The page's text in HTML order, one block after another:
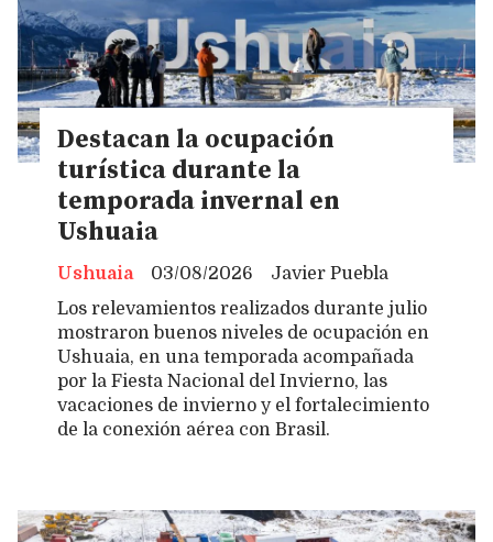
Destacan la ocupación
turística durante la
temporada invernal en
Ushuaia
Javier Puebla
Ushuaia
03/08/2026
Los relevamientos realizados durante julio
mostraron buenos niveles de ocupación en
Ushuaia, en una temporada acompañada
por la Fiesta Nacional del Invierno, las
vacaciones de invierno y el fortalecimiento
de la conexión aérea con Brasil.